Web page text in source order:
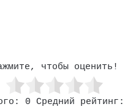
чтобы оценить!
0 Средний рейтинг: